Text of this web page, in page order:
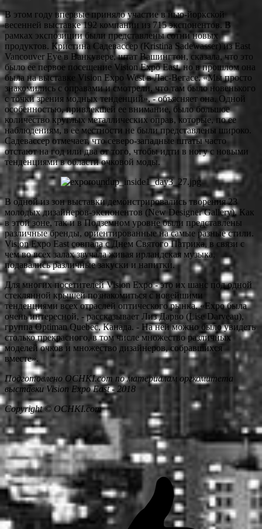
В этом году впервые приняло участие в нью-йоркской
весенней выставке 192 компании из 715 экспонентов. В
рамках экспозиции были представлены сотни новых
продуктов. Кристина Садевассер (Kristina Sadewasser) из East
Vancouver Eye в Ванкувере, штат Вашингтон, сказала, что это
было ее первое посещение Vision Expo East, но в прошлом она
была на выставке Vision Expo West в Лас-Вегасе. «Мы просто
знакомились с оправами и смотрели, что там было новенького
с точки зрения модных тенденций», - объясняет она. Одной
особенностью, привлекшей ее внимание, было большое
количество круглых металлических оправ, которые, по ее
наблюдениям, в ее местности не были представлены широко.
Садевассер отмечает, что северо-западные штаты часто
отстают на год или два от того, чтобы идти в ногу с новыми
тенденциями в области очковой моды.
В одной из зон выставки демонстрировались творения 23
молодых дизайнеров-экспонентов (New Designer Gallery). Как
в этой зоне, так и в Подземном уровне были представлены
различные бренды, ориентированные на самые разные стили.
Vision Expo East совпала с Днем Святого Патрика, в связи с
чем во всех залах звучала живая ирландская музыка,
подавались различные закуски и напитки.
Для многих посетителей Vision Expo - это их шанс под одной
стеклянной крышей познакомиться с новейшими
тенденциями всех отраслей оптического рынка. «Expo была
очень интересной, - рассказывает Лиз Дарво (Lise Darveau),
группа Optiman Quebec, Канада. - На ней можно было увидеть
столько прекрасного, в том числе множество различных
моделей очков и множество дизайнеров, собравшихся
вместе».
Подготовлено OCHKI.com по материалам оргкомитета
выставки Vision Expo East - 2018
Copyright © OCHKI.com